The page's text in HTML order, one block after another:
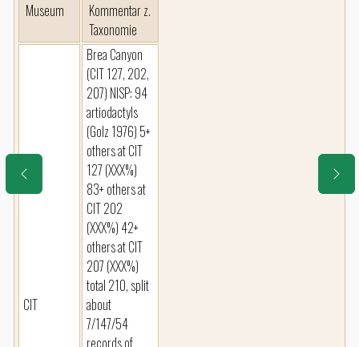
Museum
Kommentar z.
Taxonomie
CIT
Brea Canyon
(CIT 127, 202,
207) NISP: 94
artiodactyls
(Golz 1976) 5+
others at CIT
127 (XXX%)
83+ others at
CIT 202
(XXX%) 42+
others at CIT
207 (XXX%)
total 210, split
about
7/147/54
records of